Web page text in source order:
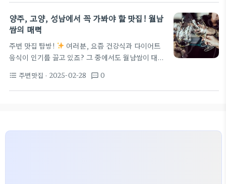
야채와 다양한 식재료를 라이스페이퍼에 감싸서 즐기
는 베트남의 전통 음식입니다. 특히 다이어트 중에도
즐길 수 있는 건강한 메뉴로 인기 폭발 중이에요!
쌈은 많은 이들의 사랑을 받고 있습니다. 쌀국수와 함
께 샤브샤브 전문점에서 많이 제공되며, 냉장고 속 남
은 재료로 만들 수 있는 다양한 조리법도 인기를 끌고
양주, 고양, 성남에서 꼭 가봐야 할 맛집! 월남
쌈의 매력
주변 맛집 탐방!
여러분, 요즘 건강식과 다이어트
음식이 인기를 끌고 있죠? 그 중에서도 월남쌈이 대표
혁신적인 맛 월남쌈은 신선한 야채와 고기를 쌀종이에
싸서 먹는 음식입니다. 신선한 재료가 듬뿍 들어가 있
format_list_bulleted 주변맛집 · 2025-02-28 textsms 0